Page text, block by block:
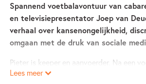
Spannend voetbalavontuur van
en televisiepresentator Joep van
verhaal over kansenongelijkheid,
omgaan met de druk van sociale
Pieter is keeper en aanvoerder. Na een
Parijs ontmoet hij een paar jonge
Lees meer